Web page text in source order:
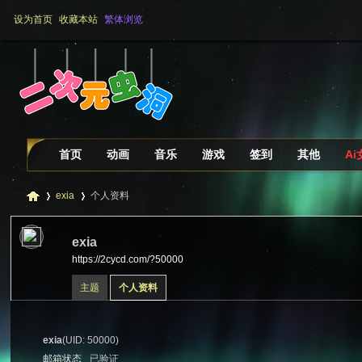
设为首页 收藏本站 繁体浏览
首页 动画 音乐 游戏 签到 其他 Ai
exia
›
个人资料
exia
https://2cycd.com/?50000
主题 个人资料
exia(UID: 50000)
邮箱状态
已验证